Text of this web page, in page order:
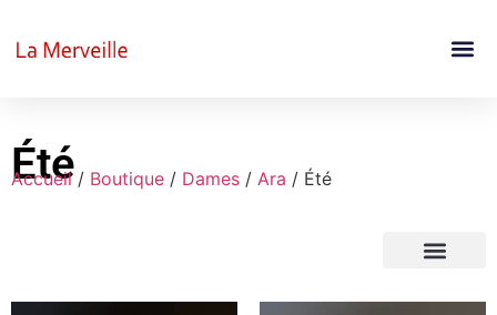
Été
Accueil/ Boutique / Dames / Ara / Été